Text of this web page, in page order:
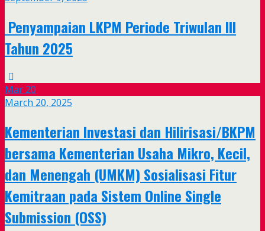
Penyampaian LKPM Periode Triwulan III
Tahun 2025
Mar 20
March 20, 2025
Kementerian Investasi dan Hilirisasi/BKPM
bersama Kementerian Usaha Mikro, Kecil,
dan Menengah (UMKM) Sosialisasi Fitur
Kemitraan pada Sistem Online Single
Submission (OSS)